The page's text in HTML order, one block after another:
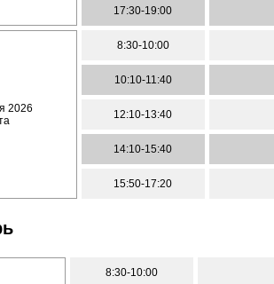
17:30-19:00
2026
8:30-10:00
10:10-11:40
12:10-13:40
14:10-15:40
15:50-17:20
8:30-10:00